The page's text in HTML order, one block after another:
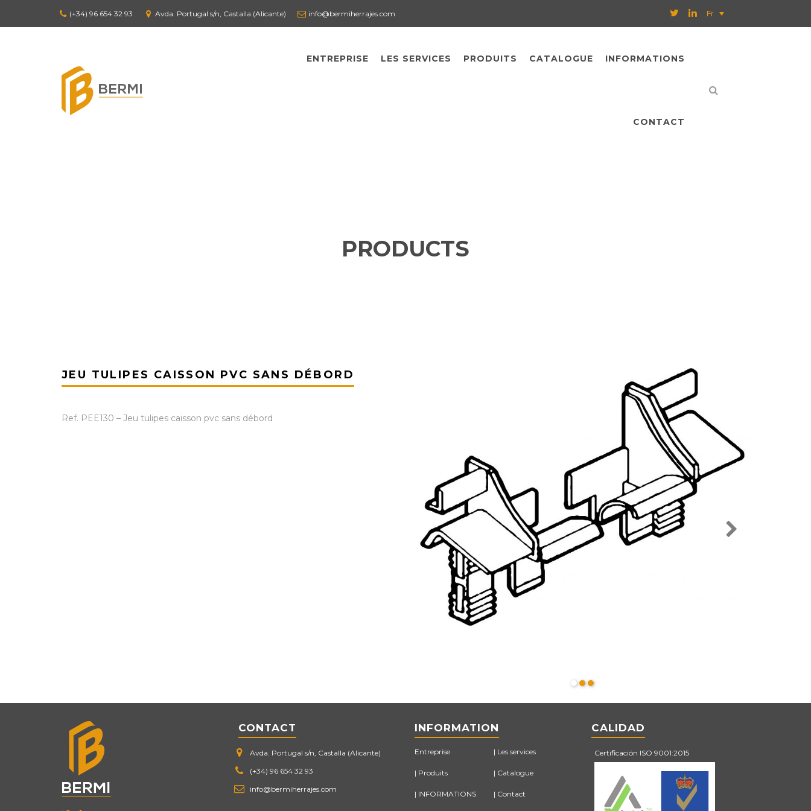
(+34) 96 654 32 93 Avda. Portugal s/n, Castalla (Alicante) info@bermiherrajes.com Fr
ENTREPRISE LES SERVICES PRODUITS CATALOGUE INFORMATIONS
CONTACT
PRODUCTS
JEU TULIPES CAISSON PVC SANS DÉBORD
Ref. PEE130 – Jeu tulipes caisson pvc sans débord
CONTACT
Avda. Portugal s/n, Castalla (Alicante)
(+34) 96 654 32 93
info@bermiherrajes.com
INFORMATION
Entreprise Les services
Produits Catalogue
INFORMATIONS Contact
CALIDAD
Certificación ISO 9001:2015